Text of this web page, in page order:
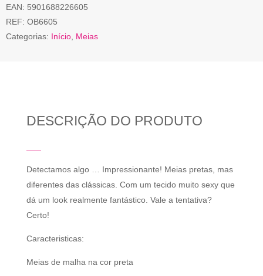
EAN: 5901688226605
REF: OB6605
Categorias: Início Meias
DESCRIÇÃO DO PRODUTO
Detectamos algo … Impressionante! Meias pretas, mas
diferentes das clássicas. Com um tecido muito sexy que
dá um look realmente fantástico. Vale a tentativa?
Certo!
Caracteristicas:
Meias de malha na cor preta